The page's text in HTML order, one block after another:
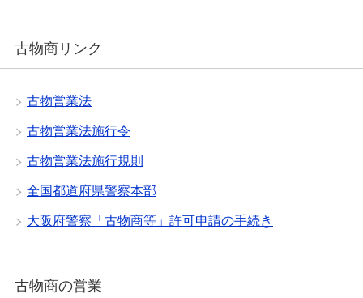
古物商リンク
古物営業法
古物営業法施行令
古物営業法施行規則
全国都道府県警察本部
大阪府警察「古物商等」許可申請の手続き
古物商の営業